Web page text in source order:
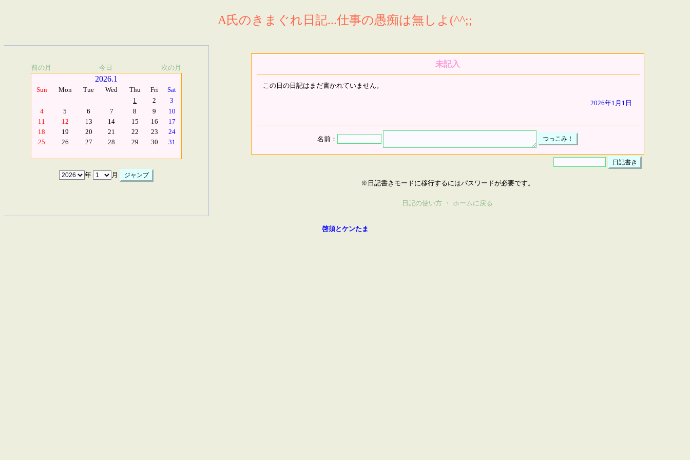
A氏のきまぐれ日記...仕事の愚痴は無しよ(^^;;
前の月 今日 次の月
2026.1
Sun Mon Tue Wed Thu Fri
Sat
1
2
3
4
5 6 7 8 9
10
11
12 13 14 15 16
17
18
19 20 21 22 23
24
25
26 27 28 29 30 31
年 月
未記入
この日の日記はまだ書かれていません。
2026年1月1日
名前：
※日記書きモードに移行するにはパスワードが必要です。
日記の使い方 ・ ホームに戻る
啓須とケンたま